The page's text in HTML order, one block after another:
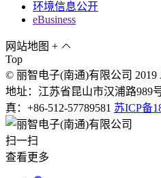
环境信息公开
eBusiness
网站地图 +
Top
© 丽智电子(南通)有限公司 2019
地址：江苏省昆山市汉浦路989
真：+86-512-57789581 苏ICP备
扫一扫
查看更多